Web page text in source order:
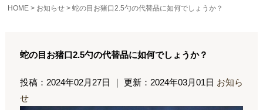
HOME > お知らせ >蛇の目お猪口2.5勺の代替品に如何でしょうか？
蛇の目お猪口2.5勺の代替品に如何でしょうか？
投稿：2024年02月27日 ｜ 更新：2024年03月01日 お知ら
せ